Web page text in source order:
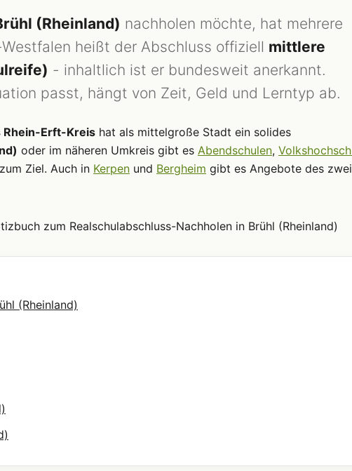
(Rheinland) nachholen möchte, hat mehrere
heißt der Abschluss offiziell mittlere
- inhaltlich ist er bundesweit anerkannt.
passt, hängt von Zeit, Geld und Lerntyp ab.
Rhein-Erft-Kreis hat als mittelgroße Stadt ein solides
oder im näheren Umkreis gibt es Abendschulen,
Ziel. Auch in Kerpen und Bergheim gibt es Angebote des
(Rheinland)